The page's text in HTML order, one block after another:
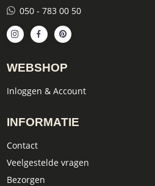
050 - 783 00 50
WEBSHOP
Inloggen & Account
INFORMATIE
Contact
Veelgestelde vragen
Bezorgen